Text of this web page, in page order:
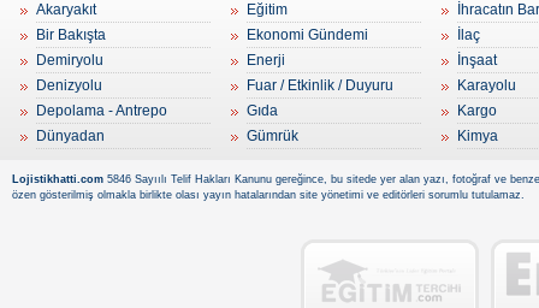
Akaryakıt
Bir Bakışta
Demiryolu
Denizyolu
Depolama - Antrepo
Dünyadan
Eğitim
Ekonomi Gündemi
Enerji
Fuar / Etkinlik / Duyuru
Gıda
Gümrük
İhracatın
İlaç
İnşaat
Karayolu
Kargo
Kimya
Lojistikhatti.com 5846 Sayıılı Telif Hakları Kanunu gereğince, bu sitede yer alan yazı, fotoğraf ve
özen gösterilmiş olmakla birlikte olası yayın hatalarından site yönetimi ve editörleri sorumlu tutulamaz.